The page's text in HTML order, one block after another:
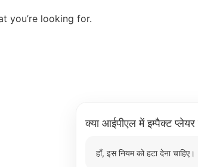
you’re looking for.
क्या आईपीएल में इम्पैक्ट प्लेयर
हाँ, इस नियम को हटा देना चाहिए।